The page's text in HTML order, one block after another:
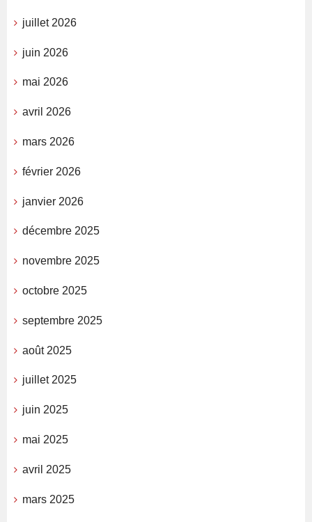
juillet 2026
juin 2026
mai 2026
avril 2026
mars 2026
février 2026
janvier 2026
décembre 2025
novembre 2025
octobre 2025
septembre 2025
août 2025
juillet 2025
juin 2025
mai 2025
avril 2025
mars 2025